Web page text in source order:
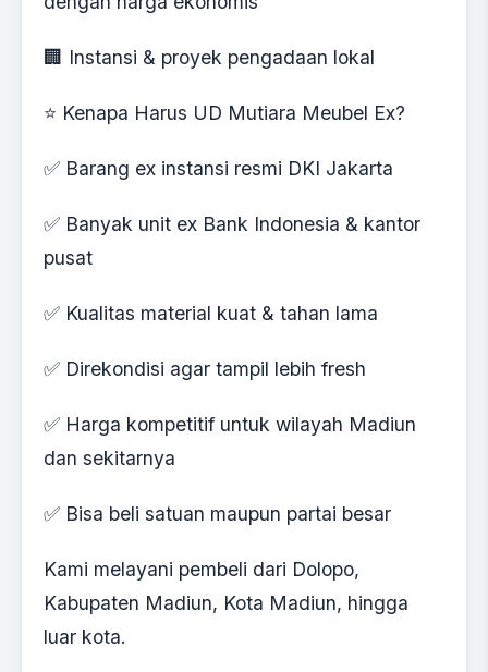
🏢 Instansi & proyek pengadaan lokal
⭐ Kenapa Harus UD Mutiara Meubel Ex?
✅ Barang ex instansi resmi DKI Jakarta
✅ Banyak unit ex Bank Indonesia & kantor
pusat
✅ Kualitas material kuat & tahan lama
✅ Direkondisi agar tampil lebih fresh
✅ Harga kompetitif untuk wilayah Madiun
dan sekitarnya
✅ Bisa beli satuan maupun partai besar
Kami melayani pembeli dari Dolopo,
Kabupaten Madiun, Kota Madiun, hingga
luar kota.